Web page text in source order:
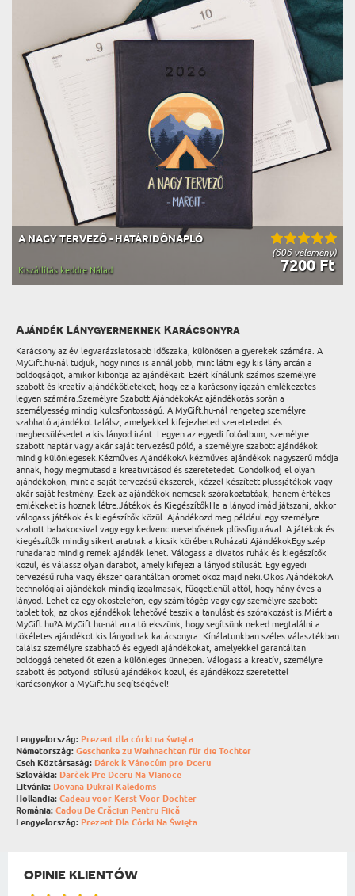
(606 vélemény)
A NAGY TERVEZŐ - HATÁRIDŐNAPLÓ
7200 Ft
Kiszállítás keddre Nálad
Ajándék Lánygyermeknek Karácsonyra
Karácsony az év legvarázslatosabb időszaka, különösen a gyerekek számára. A
MyGift.hu-nál tudjuk, hogy nincs is annál jobb, mint látni egy kis lány arcán a
boldogságot, amikor kibontja az ajándékait. Ezért kínálunk számos személyre
szabott és kreatív ajándékötleteket, hogy ez a karácsony igazán emlékezetes
legyen számára.Személyre Szabott AjándékokAz ajándékozás során a
személyesség mindig kulcsfontosságú. A MyGift.hu-nál rengeteg személyre
szabható ajándékot találsz, amelyekkel kifejezheted szeretetedet és
megbecsülésedet a kis lányod iránt. Legyen az egyedi fotóalbum, személyre
szabott naptár vagy akár saját tervezésű póló, a személyre szabott ajándékok
mindig különlegesek.Kézműves AjándékokA kézműves ajándékok nagyszerű módja
annak, hogy megmutasd a kreativitásod és szeretetedet. Gondolkodj el olyan
ajándékokon, mint a saját tervezésű ékszerek, kézzel készített plüssjátékok vagy
akár saját festmény. Ezek az ajándékok nemcsak szórakoztatóak, hanem értékes
emlékeket is hoznak létre.Játékok és KiegészítőkHa a lányod imád játszani, akkor
válogass játékok és kiegészítők közül. Ajándékozd meg például egy személyre
szabott babakocsival vagy egy kedvenc mesehősének plüssfigurával. A játékok és
kiegészítők mindig sikert aratnak a kicsik körében.Ruházati AjándékokEgy szép
ruhadarab mindig remek ajándék lehet. Válogass a divatos ruhák és kiegészítők
közül, és válassz olyan darabot, amely kifejezi a lányod stílusát. Egy egyedi
tervezésű ruha vagy ékszer garantáltan örömet okoz majd neki.Okos AjándékokA
technológiai ajándékok mindig izgalmasak, függetlenül attól, hogy hány éves a
lányod. Lehet ez egy okostelefon, egy számítógép vagy egy személyre szabott
tablet tok, az okos ajándékok lehetővé teszik a tanulást és szórakozást is.Miért a
MyGift.hu?A MyGift.hu-nál arra törekszünk, hogy segítsünk neked megtalálni a
tökéletes ajándékot kis lányodnak karácsonyra. Kínálatunkban széles választékban
találsz személyre szabható és egyedi ajándékokat, amelyekkel garantáltan
boldoggá teheted őt ezen a különleges ünnepen. Válogass a kreatív, személyre
szabott és potyondi stílusú ajándékok közül, és ajándékozz szeretettel
karácsonykor a MyGift.hu segítségével!
Lengyelország: Prezent dla córki na święta
Németország: Geschenke zu Weihnachten für die Tochter
Cseh Köztársaság: Dárek k Vánocům pro Dceru
Szlovákia: Darček Pre Dceru Na Vianoce
Litvánia: Dovana Dukrai Kalėdoms
Hollandia: Cadeau voor Kerst Voor Dochter
Románia: Cadou De Crăciun Pentru Fiică
Lengyelország: Prezent Dla Córki Na Święta
OPINIE KLIENTÓW